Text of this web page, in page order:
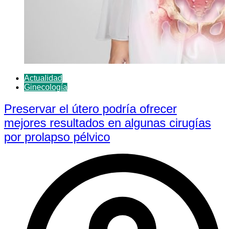
Actualidad
Ginecología
Preservar el útero podría ofrecer
mejores resultados en algunas cirugías
por prolapso pélvico